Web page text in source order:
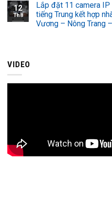
12
Th8
Lắp đặt 11 camera IP
tiếng Trung kết hợp
Vương – Nông Trang
VIDEO